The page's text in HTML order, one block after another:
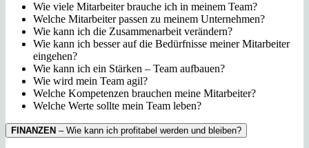
Wie viele Mitarbeiter brauche ich in meinem Team?
Welche Mitarbeiter passen zu meinem Unternehmen?
Wie kann ich die Zusammenarbeit verändern?
Wie kann ich besser auf die Bedürfnisse meiner Mitarbeiter
eingehen?
Wie kann ich ein Stärken – Team aufbauen?
Wie wird mein Team agil?
Welche Kompetenzen brauchen meine Mitarbeiter?
Welche Werte sollte mein Team leben?
FINANZEN – Wie kann ich profitabel werden und bleiben?